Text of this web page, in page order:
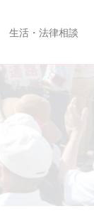
生活・法律相談